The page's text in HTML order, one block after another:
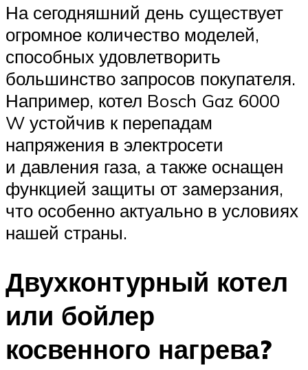
На сегодняшний день существует
огромное количество моделей,
способных удовлетворить
большинство запросов покупателя.
Например, котел Bosch Gaz 6000
W устойчив к перепадам
напряжения в электросети
и давления газа, а также оснащен
функцией защиты от замерзания,
что особенно актуально в условиях
нашей страны.
Двухконтурный котел
или бойлер
косвенного нагрева?